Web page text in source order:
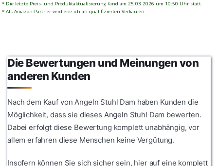
garantieren
* Die letzte Preis- und Produktaktualisierung fand am 25.03.2026 um 10:50 Uhr statt.
* Als Amazon-Partner verdiene ich an qualifizierten Verkäufen.
Die Bewertungen und Meinungen von
anderen Kunden
Nach dem Kauf von Angeln Stuhl Dam haben Kunden die
Möglichkeit, dass sie dieses Angeln Stuhl Dam bewerten.
Dabei erfolgt diese Bewertung komplett unabhängig, vor
allem erfahren diese Menschen keine Vergütung.
Insofern können Sie sich sicher sein, hier auf eine komplett